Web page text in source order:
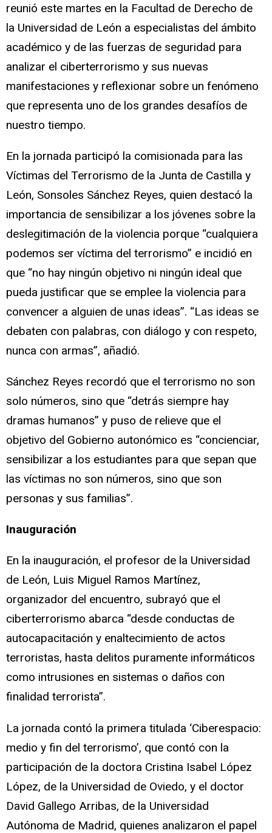
reunió este martes en la Facultad de Derecho de
la Universidad de León a especialistas del ámbito
académico y de las fuerzas de seguridad para
analizar el ciberterrorismo y sus nuevas
manifestaciones y reflexionar sobre un fenómeno
que representa uno de los grandes desafíos de
nuestro tiempo.
En la jornada participó la comisionada para las
Víctimas del Terrorismo de la Junta de Castilla y
León, Sonsoles Sánchez Reyes, quien destacó la
importancia de sensibilizar a los jóvenes sobre la
deslegitimación de la violencia porque “cualquiera
podemos ser víctima del terrorismo” e incidió en
que “no hay ningún objetivo ni ningún ideal que
pueda justificar que se emplee la violencia para
convencer a alguien de unas ideas”. “Las ideas se
debaten con palabras, con diálogo y con respeto,
nunca con armas”, añadió.
Sánchez Reyes recordó que el terrorismo no son
solo números, sino que “detrás siempre hay
dramas humanos” y puso de relieve que el
objetivo del Gobierno autonómico es “concienciar,
sensibilizar a los estudiantes para que sepan que
las víctimas no son números, sino que son
personas y sus familias”.
Inauguración
En la inauguración, el profesor de la Universidad
de León, Luis Miguel Ramos Martínez,
organizador del encuentro, subrayó que el
ciberterrorismo abarca “desde conductas de
autocapacitación y enaltecimiento de actos
terroristas, hasta delitos puramente informáticos
como intrusiones en sistemas o daños con
finalidad terrorista”.
La jornada contó la primera titulada ‘Ciberespacio:
medio y fin del terrorismo’, que contó con la
participación de la doctora Cristina Isabel López
López, de la Universidad de Oviedo, y el doctor
David Gallego Arribas, de la Universidad
Autónoma de Madrid, quienes analizaron el papel